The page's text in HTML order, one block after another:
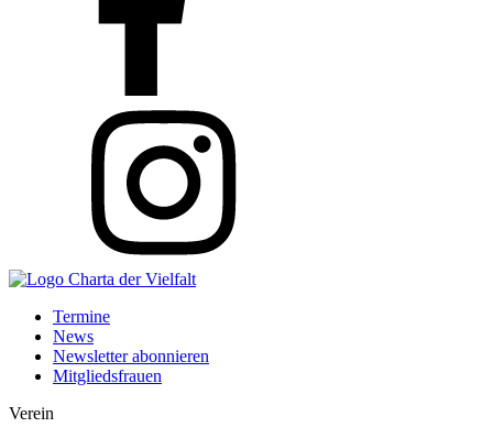
Termine
News
Newsletter abonnieren
Mitgliedsfrauen
Verein